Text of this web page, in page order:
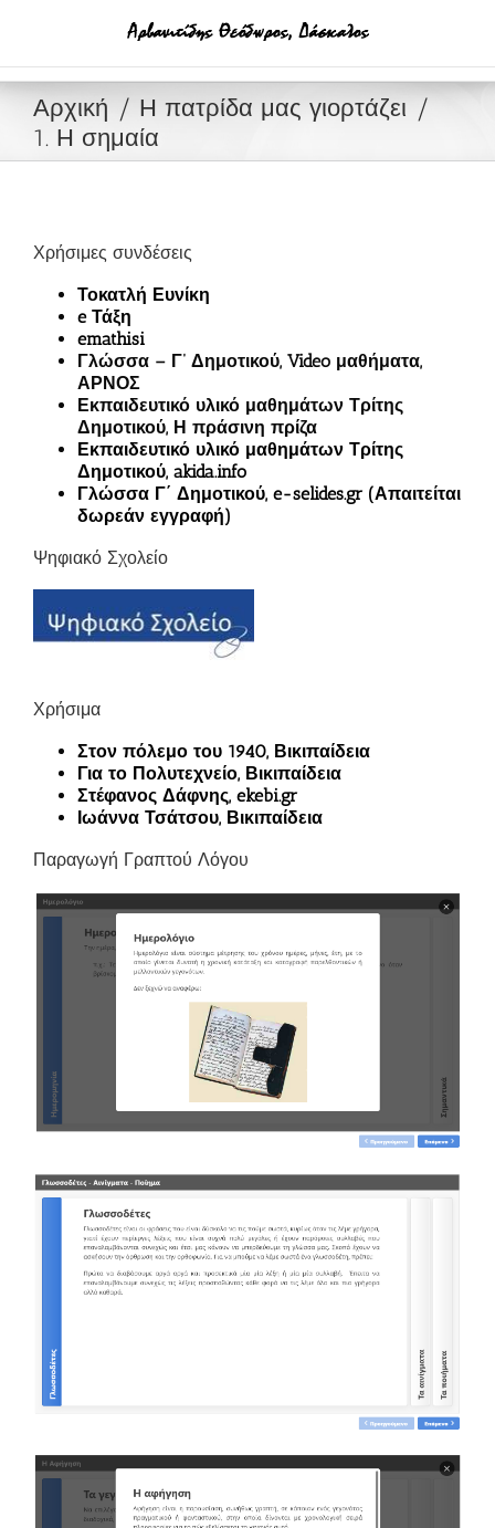
Αρχική
Η πατρίδα μας γιορτάζει
1. Η σημαία
Χρήσιμες συνδέσεις
Τοκατλή Ευνίκη
e Τάξη
emathisi
Γλώσσα – Γ’ Δημοτικού, Video μαθήματα,
ΑΡΝΟΣ
Εκπαιδευτικό υλικό μαθημάτων Τρίτης
Δημοτικού, Η πράσινη πρίζα
Εκπαιδευτικό υλικό μαθημάτων Τρίτης
Δημοτικού, akida.info
Γλώσσα Γ΄ Δημοτικού, e-selides.gr (Απαιτείται
δωρεάν εγγραφή)
Ψηφιακό Σχολείο
Χρήσιμα
Στον πόλεμο του 1940, Βικιπαίδεια
Για το Πολυτεχνείο, Βικιπαίδεια
Στέφανος Δάφνης, ekebi.gr
Ιωάννα Τσάτσου, Βικιπαίδεια
Παραγωγή Γραπτού Λόγου